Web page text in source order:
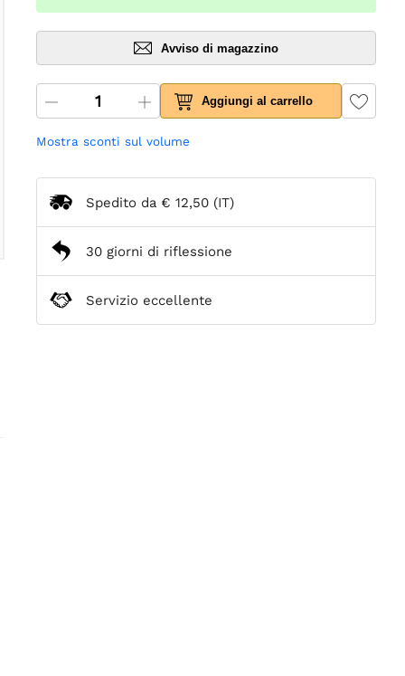
Avviso di magazzino
Aggiungi al carrello
Mostra sconti sul volume
Spedito da € 12,50 (IT)
30 giorni di riflessione
Servizio eccellente